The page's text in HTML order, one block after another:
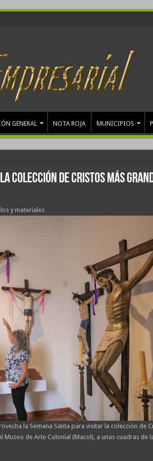
GENERAL NOTA ROJA MUNICIPIOS
colección de Cristos más
y materiales
la Semana Santa para visitar la colección de
de Arte Colonial (Macol), a unas cuadras de